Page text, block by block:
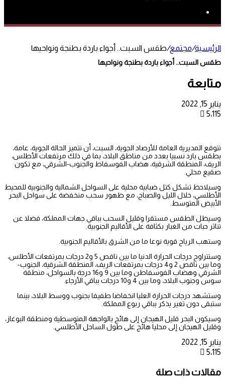
الرئيسية/مجتمع/طقس السبت.. أجواء باردة بطنجة ونواحيها
طقس السبت.. أجواء باردة بطنجة ونواحيها
متابعة
يناير 15, 2022
5٬115
تتوقع المديرية العامة للأرصاد الجوية، السبت، أن تتميز الحالة الجوية، عامة،
بطقس بارد نسبيا بعدد من مناطق البلاد، بما في ذلك مرتفعات الأطلس،
الريف، المنطقة الشرقية، هضاب الفوسفاط والجنوب-الشرقي، مع تكون
صقيع محلي.
وسيلاحظ تشكل كتل ضبابية محلية على السواحل الشمالية والجنوبية للمحيط
الأطلسي، خلال الليل والصباح، مع ظهور سحب منخفضة على سواحل البحر
الأبيض المتوسط.
وسيظل الطقس مستقرا وقليل السحب بباقي جهات المملكة، فضلا عن
تناثر حبات من الغبار بكثافة على الأقاليم الجنوبية.
وستهب الرياح قوية نوعا ما من الشرق بالأقاليم الجنوبية.
وستتراوح درجات الحرارة الدنيا ما بين ناقص 5 و2 درجات بمرتفعات الأطلس،
وما بين ناقص 2 و4 درجات بمرتفعات الريف، المنطقة الشرقية، الجنوب-
الشرقي وهضاب الفوسفاطن وما بين 9 و16 درجة بالسواحل، منطقة
سوس وجنوب البلاد، وما بين 4 و10 درجات بباقي الأرجاء.
وستشهد درجات الحرارة العليا انخفاضا طفيفا بجنوب ووسط البلاد، بينما
ستبقى دون تغير يذكر بباقي ربوع المملكة.
وسيكون البحر قليل الهيجان إلى هائج بالواجهة المتوسطية ومنطقة البوغاز،
وقليل الهيجان إلى محليا هائج على طول الساحل الأطلسي.
يناير 15, 2022
5٬115
مقالات ذات صلة